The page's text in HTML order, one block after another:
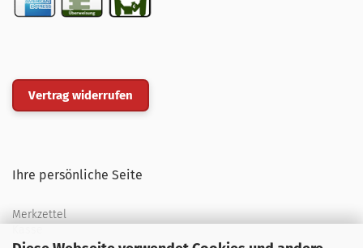
Vertrag widerrufen
Ihre persönliche Seite
Merkzettel